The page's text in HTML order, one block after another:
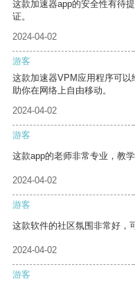
这款加速器app的安全性有待
证。
2024-04-02
游客
这款加速器VPM应用程序可
助你在网络上自由移动。
2024-04-02
游客
这款app的老师非常专业，教
2024-04-02
游客
这款软件的社区氛围非常好，
2024-04-02
游客